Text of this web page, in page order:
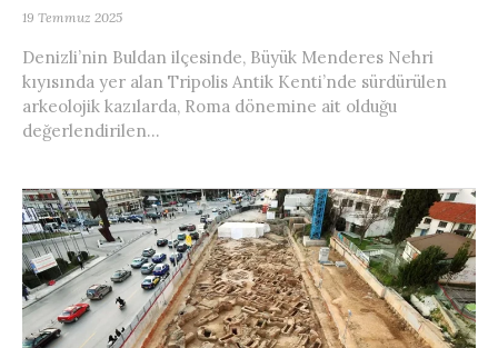
19 Temmuz 2025
Denizli’nin Buldan ilçesinde, Büyük Menderes Nehri
kıyısında yer alan Tripolis Antik Kenti’nde sürdürülen
arkeolojik kazılarda, Roma dönemine ait olduğu
değerlendirilen...